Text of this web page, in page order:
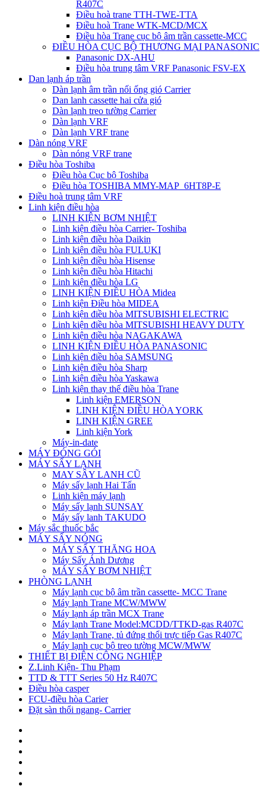
R407C
Điều hoà trane TTH-TWE-TTA
Điều hoà Trane WTK-MCD/MCX
Điều hòa Trane cục bộ âm trần cassette-MCC
ĐIỀU HÒA CỤC BỘ THƯƠNG MẠI PANASONIC
Panasonic DX-AHU
Điều hòa trung tâm VRF Panasonic FSV-EX
Dan lạnh áp trần
Dàn lạnh âm trần nối ống gió Carrier
Dan lanh cassette hai cửa gió
Dàn lạnh treo tường Carrier
Dàn lạnh VRF
Dàn lạnh VRF trane
Dàn nóng VRF
Dàn nóng VRF trane
Điều hòa Toshiba
Điều hòa Cục bộ Toshiba
Điều hòa TOSHIBA MMY-MAP_6HT8P-E
Điều hoà trung tâm VRF
Linh kiện điều hòa
LINH KIỆN BƠM NHIỆT
Linh kiện điều hòa Carrier- Toshiba
Linh kiện điều hòa Daikin
Linh kiện điều hòa FULUKI
Linh kiện điều hòa Hisense
Linh kiện điều hòa Hitachi
Linh kiện điều hòa LG
LINH KIỆN ĐIỀU HÒA Midea
Linh kiện Điều hòa MIDEA
Linh kiện điều hòa MITSUBISHI ELECTRIC
Linh kiện điều hòa MITSUBISHI HEAVY DUTY
Linh kiện điều hòa NAGAKAWA
LINH KIỆN ĐIỀU HÒA PANASONIC
Linh kiện điều hòa SAMSUNG
Linh kiện điều hòa Sharp
Linh kiện điều hòa Yaskawa
Linh kiện thay thế điều hòa Trane
Linh kiện EMERSON
LINH KIỆN ĐIỀU HÒA YORK
LINH KIỆN GREE
Linh kiện York
Máy-in-date
MÁY ĐÓNG GÓI
MÁY SẤY LẠNH
MAY SÂY LANH CŨ
Máy sấy lạnh Hai Tấn
Linh kiện máy lạnh
Máy sấy lạnh SUNSAY
Máy sấy lanh TAKUDO
Máy sắc thuốc bắc
MÁY SẤY NÓNG
MÁY SẤY THĂNG HOA
Máy Sấy Ánh Dương
MÁY SẤY BƠM NHIỆT
PHÒNG LẠNH
Máy lạnh cục bộ âm trần cassette- MCC Trane
Máy lạnh Trane MCW/MWW
Máy lạnh áp trần MCX Trane
Máy lạnh Trane Model:MCDD/TTKD-gas R407C
Máy lạnh Trane, tủ đứng thổi trực tiếp Gas R407C
Máy lạnh cục bộ treo tường MCW/MWW
THIẾT BỊ ĐIỆN CÔNG NGHIỆP
Z.Linh Kiện- Thu Phạm
TTD & TTT Series 50 Hz R407C
Điều hòa casper
FCU-điều hòa Carier
Đặt sàn thổi ngang- Carrier